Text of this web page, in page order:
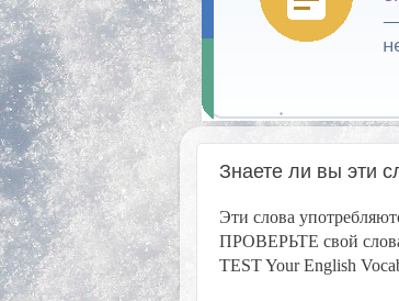
Знаете ли вы эти
Эти слова
ПРОВЕРЬТЕ свой
TEST Your English